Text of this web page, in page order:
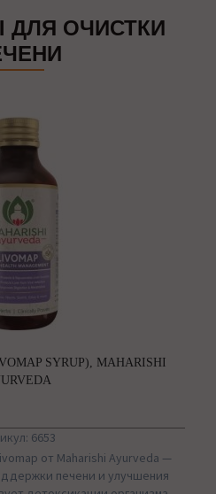
ДЛЯ ОЧИСТКИ
SYRUP), MAHARISHI
6653
от Maharishi Ayurveda —
печени и улучшения